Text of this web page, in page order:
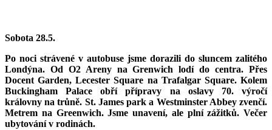
Sobota 28.5.
Po noci strávené v autobuse jsme dorazili do sluncem zalitého
Londýna. Od O2 Areny na Grenwich lodí do centra. Přes
Docent Garden, Lecester Square na Trafalgar Square. Kolem
Buckingham Palace obří přípravy na oslavy 70. výročí
královny na trůně. St. James park a Westminster Abbey zvenčí.
Metrem na Greenwich. Jsme unavení, ale plní zážitků. Večer
ubytování v rodinách.